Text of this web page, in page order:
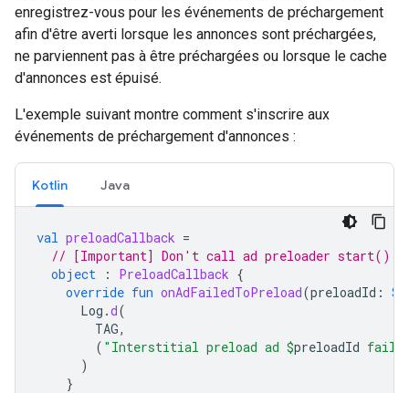
enregistrez-vous pour les événements de préchargement
afin d'être averti lorsque les annonces sont préchargées,
ne parviennent pas à être préchargées ou lorsque le cache
d'annonces est épuisé.
L'exemple suivant montre comment s'inscrire aux
événements de préchargement d'annonces :
Kotlin Java
val preloadCallback =
// [Important] Don't call ad preloader start()
object
: PreloadCallback {
override fun onAdFailedToPreload(preloadId :
Log .d(
TAG,
( "Interstitial preload ad $preloadId
)
}